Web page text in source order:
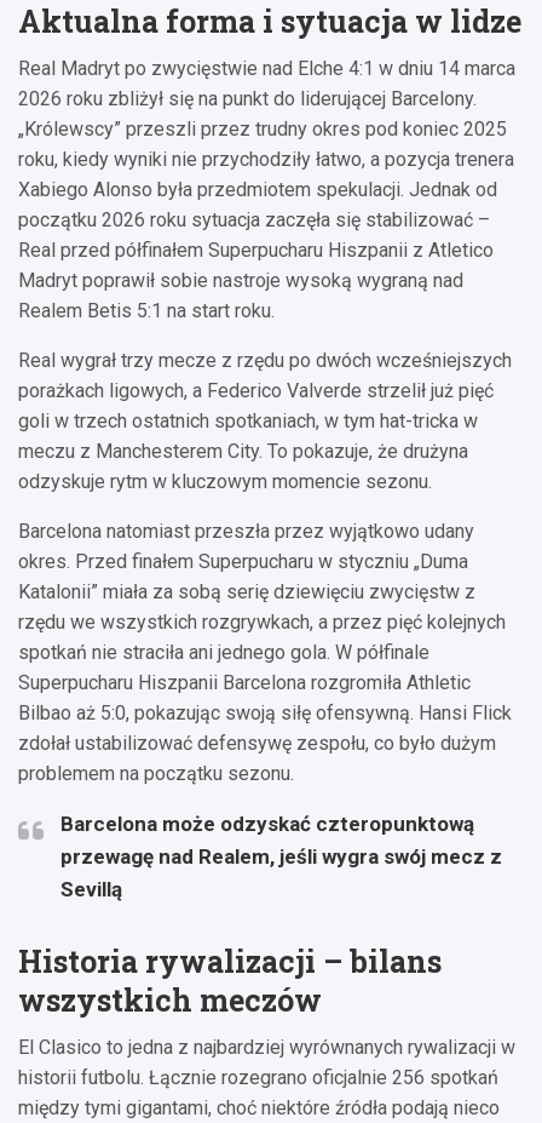
1
Thibaut Courtois
20 22
Antonio Rüdiger
17
Raúl Asencio
12
Trent Alexander-Arnold
7 5 21
Aktualna forma i sytuacja w lidze
Real Madryt po zwycięstwie nad Elche 4:1 w dniu 14 marca
2026 roku zbliżył się na punkt do liderującej Barcelony.
„Królewscy” przeszli przez trudny okres pod koniec 2025
roku, kiedy wyniki nie przychodziły łatwo, a pozycja trenera
Xabiego Alonso była przedmiotem spekulacji. Jednak od
początku 2026 roku sytuacja zaczęła się stabilizować –
Real przed półfinałem Superpucharu Hiszpanii z Atletico
Madryt poprawił sobie nastroje wysoką wygraną nad
Realem Betis 5:1 na start roku.
Real wygrał trzy mecze z rzędu po dwóch wcześniejszych
porażkach ligowych, a Federico Valverde strzelił już pięć
goli w trzech ostatnich spotkaniach, w tym hat-tricka w
meczu z Manchesterem City. To pokazuje, że drużyna
odzyskuje rytm w kluczowym momencie sezonu.
Barcelona natomiast przeszła przez wyjątkowo udany
okres. Przed finałem Superpucharu w styczniu „Duma
Katalonii” miała za sobą serię dziewięciu zwycięstw z
rzędu we wszystkich rozgrywkach, a przez pięć kolejnych
spotkań nie straciła ani jednego gola. W półfinale
Superpucharu Hiszpanii Barcelona rozgromiła Athletic
Bilbao aż 5:0, pokazując swoją siłę ofensywną. Hansi Flick
zdołał ustabilizować defensywę zespołu, co było dużym
problemem na początku sezonu.
Barcelona może odzyskać czteropunktową
przewagę nad Realem, jeśli wygra swój mecz z
Sevillą
Historia rywalizacji – bilans
wszystkich meczów
El Clasico to jedna z najbardziej wyrównanych rywalizacji w
historii futbolu. Łącznie rozegrano oficjalnie 256 spotkań
między tymi gigantami, choć niektóre źródła podają nieco